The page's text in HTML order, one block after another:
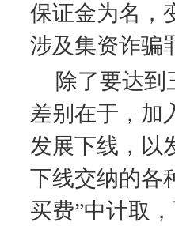
保证金为名，
涉及集资诈骗
除了要达到
差别在于，加
发展下线，以
下线交纳的各
买费”中计取